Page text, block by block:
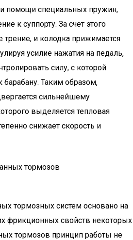
помощи специальных пружин,
к суппорту. За счет этого
трение, и колодка прижимается
усилие нажатия на педаль,
силу, с которой
барабану. Таким образом,
сильнейшему
выделяется тепловая
снижает скорость и
тормозов
тормозных систем основано на
фрикционных свойств некоторых
тормозов принцип работы не